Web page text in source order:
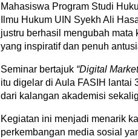
Mahasiswa Program Studi
Ilmu Hukum UIN Syekh Ali
justru berhasil mengubah
yang inspiratif dan penuh
Seminar bertajuk “Digital
itu digelar di Aula FASIH lantai
dari kalangan akademisi
Kegiatan ini menjadi menarik
perkembangan media sosial